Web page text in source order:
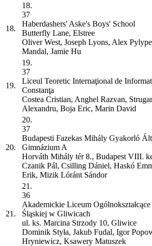
18.
18.
37
Haberdashers' Aske's Boys' School
Butterfly Lane, Elstree
Oliver West, Joseph Lyons, Alex
Mandal, Jamie Hu
19.
19.
37
Liceul Teoretic Internaţional de
Constanţa
Costea Cristian, Anghel Razvan,
Alexandru, Boja Eric, Marin David
20.
20.
37
Budapesti Fazekas Mihály Gyakorló
Gimnázium A
Horváth Mihály tér 8., Budapest VIII.
Czanik Pál, Csilling Dániel, Haskó
Erik, Mizik Lóránt Sándor
21.
21.
36
Akademickie Liceum
Śląskiej w Gliwicach
ul. ks. Marcina Strzody 10, Gliwice
Dominik Styła, Jakub Fudal, Igor
Hryniewicz, Ksawery Matuszek